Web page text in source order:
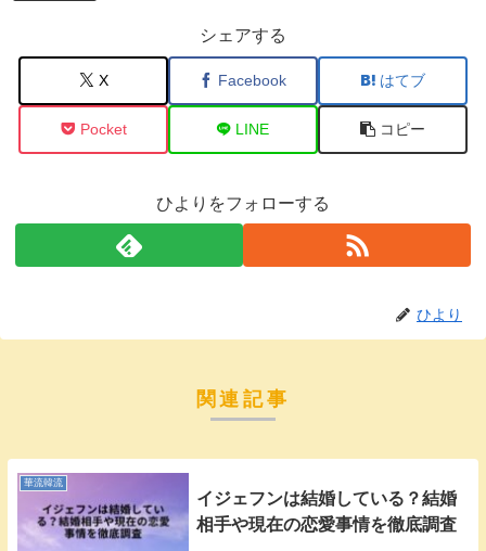
シェアする
X Facebook はてブ
Pocket LINE コピー
ひよりをフォローする
ひより
関連記事
華流韓流
イジェフンは結婚している？結婚
相手や現在の恋愛事情を徹底調査